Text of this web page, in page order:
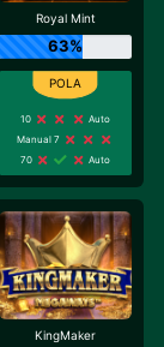
Royal Mint
63%
10
Auto
Manual 7
70
Auto
KingMaker